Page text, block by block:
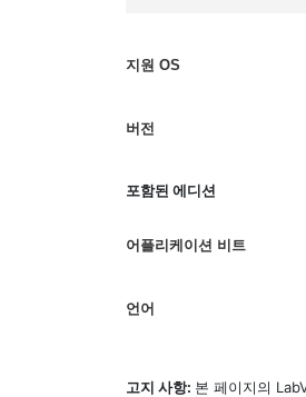
지원 OS
버전
포함된 에디션
어플리케이션 비트
언어
고지 사항: 본 페이지의